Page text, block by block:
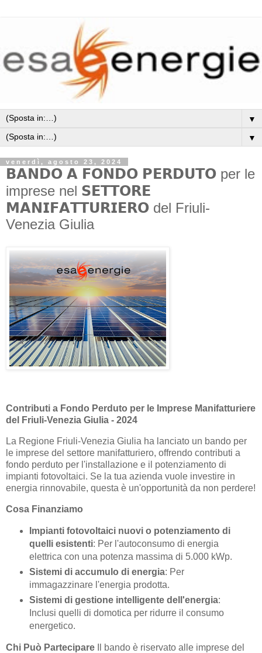
▼
▼
venerdì, agosto 23, 2024
𝗕𝗔𝗡𝗗𝗢 𝗔 𝗙𝗢𝗡𝗗𝗢 𝗣𝗘𝗥𝗗𝗨𝗧𝗢 per le
imprese nel 𝗦𝗘𝗧𝗧𝗢𝗥𝗘
𝗠𝗔𝗡𝗜𝗙𝗔𝗧𝗧𝗨𝗥𝗜𝗘𝗥𝗢 del Friuli-
Venezia Giulia
Contributi a Fondo Perduto per le Imprese Manifatturiere
del Friuli-Venezia Giulia - 2024
La Regione Friuli-Venezia Giulia ha lanciato un bando per
le imprese del settore manifatturiero, offrendo contributi a
fondo perduto per l'installazione e il potenziamento di
impianti fotovoltaici. Se la tua azienda vuole investire in
energia rinnovabile, questa è un'opportunità da non perdere!
Cosa Finanziamo
Impianti fotovoltaici nuovi o potenziamento di
quelli esistenti: Per l'autoconsumo di energia
elettrica con una potenza massima di 5.000 kWp.
Sistemi di accumulo di energia: Per
immagazzinare l'energia prodotta.
Sistemi di gestione intelligente dell'energia:
Inclusi quelli di domotica per ridurre il consumo
energetico.
Chi Può Partecipare Il bando è riservato alle imprese del